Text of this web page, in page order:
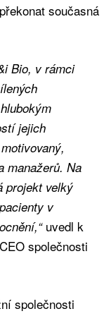
současná
Bio, v rámci
jejich
manažerů. Na
projekt velký
v
uvedl k
společnosti
společnosti